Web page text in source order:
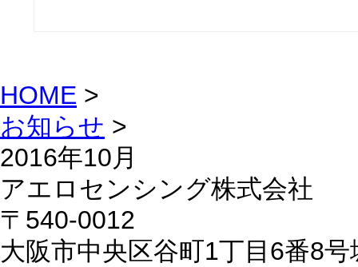
HOME >
お知らせ >
2016年10月
アエロセンシング株式会社
〒540-0012
大阪市中央区谷町1丁目6番8